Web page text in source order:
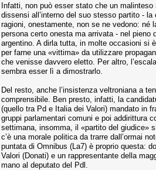
Infatti, non può esser stato che un
dissensi all’interno del suo stesso partito -
ragioni, onestamente, non se ne vedono:
persona certo onesta ma arrivata - nel pieno
argentino. A dirla tutta, in molte occasioni si
per farne una «vittima» da utilizzare
che venisse davvero eletto. Per altro,
sembra esser lì a dimostrarlo.
Del resto, anche l’insistenza veltroniana a
comprensibile. Ben presto, infatti, la
(quello tra Pd e Italia dei Valori) mandato in
gruppi parlamentari comuni e poi addirittura
settimana, insomma, il «partito del giudice»
c’è una morale politica da trarre dall’ormai
puntata di Omnibus (La7) è proprio questa:
Valori (Donati) e un rappresentante della
mano al deputato del Pdl.